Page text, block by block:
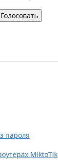
пароля
MiktoTik